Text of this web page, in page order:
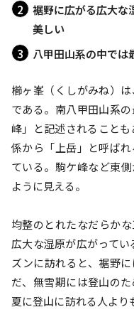
裾野に広がる広大な
美しい
八甲田山系の中では
櫛ヶ峯（くしがみね）
である。南八甲田山系
峰」と記述されること
係から「上岳」と呼ば
ている。駒ケ峰など東
ように見える。
均整のとれたなだらか
広大な湿原が広がって
ズンに訪れると、裾野
だ、無雪期には登山の
夏に登山に訪れる人よ